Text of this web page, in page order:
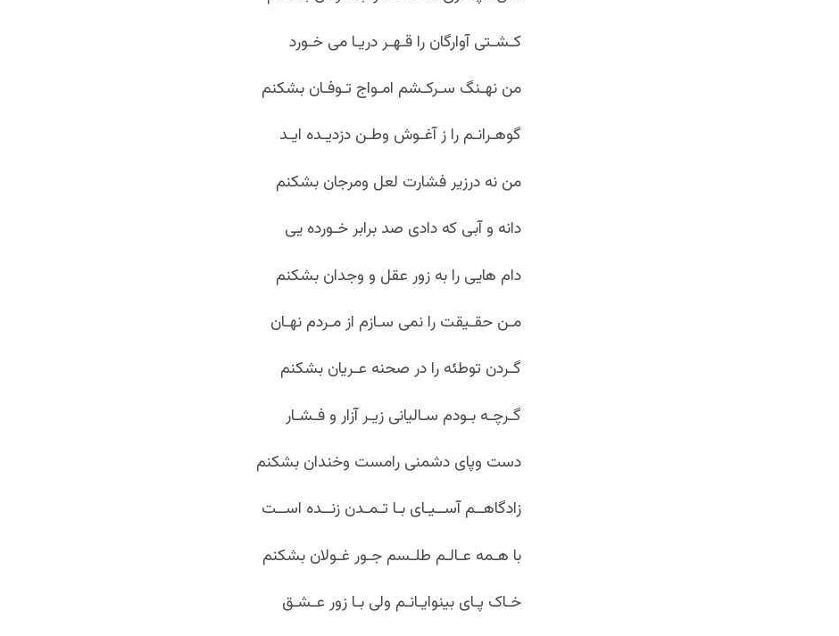
کـشـتی آوارگان را قـهـر دریـا می خـورد
من نهـنگ سـرکـشم امـواج تـوفـان بشکنم
گوهـرانـم را ز آغـوش وطـن دزدیـده ایـد
من نه درزیر فشارت لعل ومرجان بشکنم
دانه و آبی که دادی صد برابر خـورده یی
دام هایی را به زور عقل و وجدان بشکنم
مـن حقـیقت را نمی سـازم از مـردم نهـان
گـردن توطئه را در صحنه عـریان بشکنم
گـرچـه بـودم سـالیانی زیـر آزار و فـشـار
دست وپای دشمنی رامست وخندان بشکنم
زادگاهــم آســیـای بـا تـمـدن زنــده اســت
با هـمه عـالـم طلـسم جـور غـولان بشکنم
خـاک پـای بینوایـانـم ولی بـا زور عـشـق